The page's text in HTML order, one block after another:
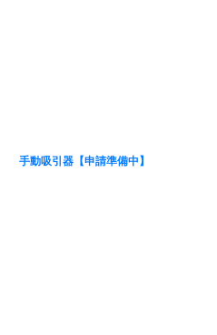
手動吸引器【申請準備中】